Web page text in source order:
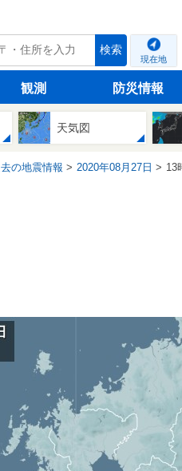
検索
現在地
観測 防災情報
天気図
の地震情報 2020年08月27日 13